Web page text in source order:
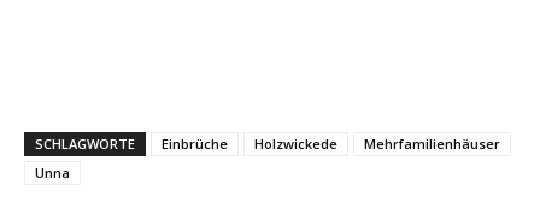
SCHLAGWORTE Einbrüche Holzwickede
Mehrfamilienhäuser
Unna